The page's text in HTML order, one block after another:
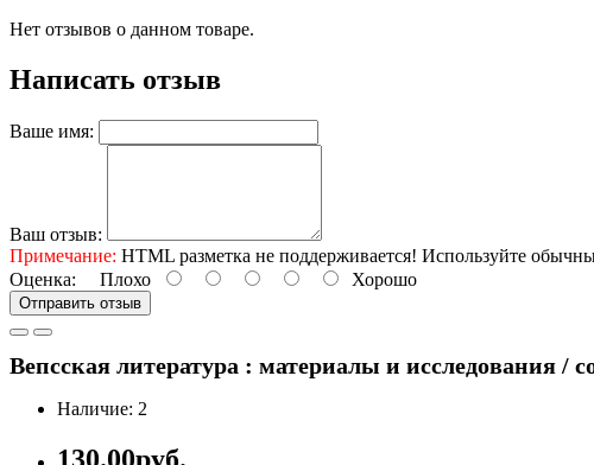
Нет отзывов о данном товаре.
Написать отзыв
Ваше имя:
Ваш отзыв:
Примечание: HTML разметка не поддерживается! Используйте
Оценка: Плохо Хорошо
Отправить отзыв
Вепсская литература : материалы и исследования /
Наличие: 2